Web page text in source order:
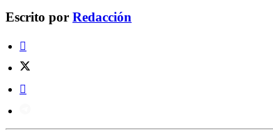
Escrito por Redacción